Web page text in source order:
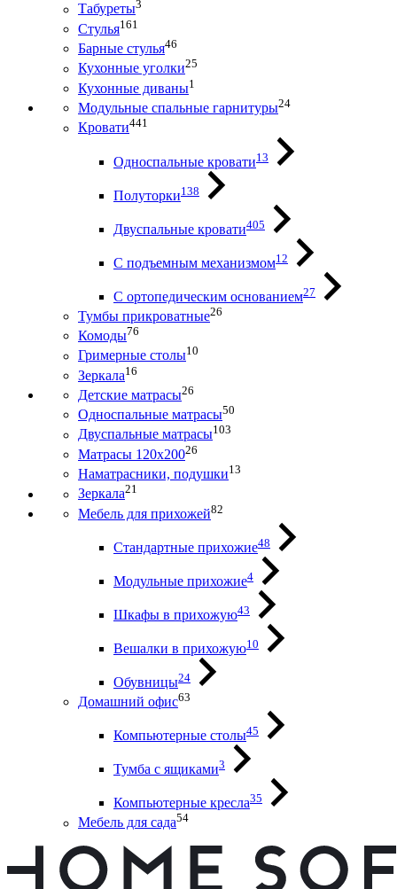
Табуреты3
Стулья161
Барные стулья46
Кухонные уголки25
Кухонные диваны1
Модульные спальные гарнитуры24
Кровати441
Односпальные кровати13
Полуторки138
Двуспальные кровати405
С подъемным механизмом12
С ортопедическим основанием27
Тумбы прикроватные26
Комоды76
Гримерные столы10
Зеркала16
Детские матрасы26
Односпальные матрасы50
Двуспальные матрасы103
Матрасы 120х20026
Наматрасники, подушки13
Зеркала21
Мебель для прихожей82
Стандартные прихожие48
Модульные прихожие4
Шкафы в прихожую43
Вешалки в прихожую10
Обувницы24
Домашний офис63
Компьютерные столы45
Тумба с ящиками3
Компьютерные кресла35
Мебель для сада54